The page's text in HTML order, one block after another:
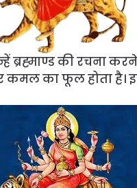
ब्रह्माण्ड की रचना
कमल का फूल होता है।